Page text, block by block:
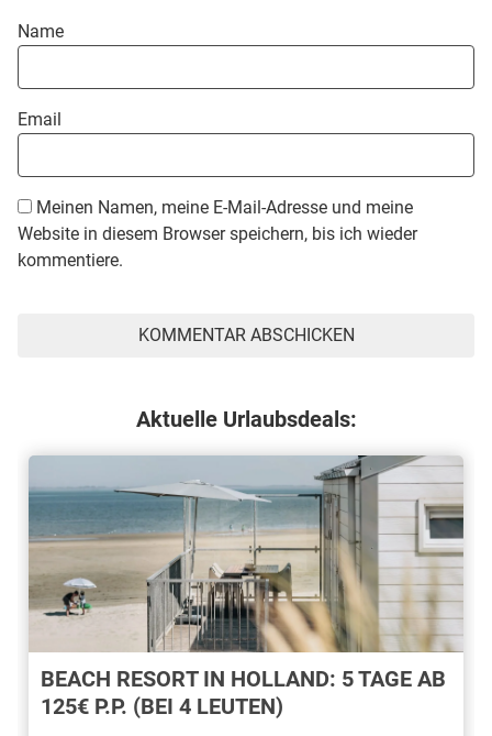
Name
Email
Meinen Namen, meine E-Mail-Adresse und meine
Website in diesem Browser speichern, bis ich wieder
kommentiere.
Aktuelle Urlaubsdeals:
BEACH RESORT IN HOLLAND: 5 TAGE AB
125€ P.P. (BEI 4 LEUTEN)